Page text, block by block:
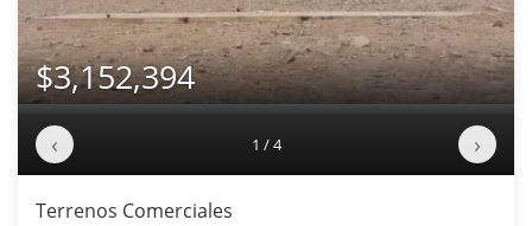
$3,152,394
‹ 1 / 4 ›
Terrenos Comerciales